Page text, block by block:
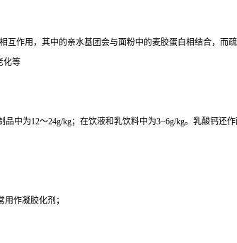
用，其中的亲水基团会与面粉中的麦胶蛋白相结合，而
化等
为12～24g/kg；在饮液和乳饮料中为3~6g/kg。乳酸钙还作
作凝胶化剂；